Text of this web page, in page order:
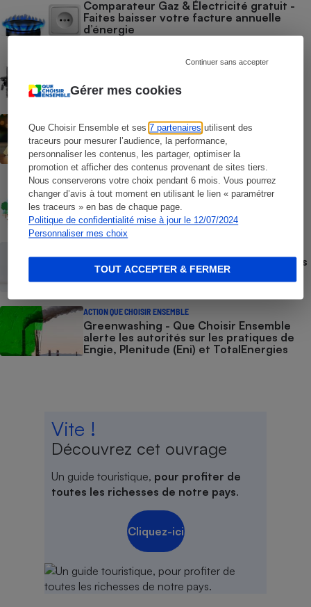
Gérer mes cookies
Que Choisir Ensemble et ses7 partenaires utilisent des
traceurs pour mesurer l’audience, la performance,
personnaliser les contenus, les partager, optimiser la
promotion et afficher des contenus provenant de sites tiers.
Nous conserverons votre choix pendant 6 mois. Vous pourrez
changer d’avis à tout moment en utilisant le lien « paramétrer
les traceurs » en bas de chaque page.
Politique de confidentialité mise à jour le 12/07/2024
Personnaliser mes choix
Continuer sans accepter
TOUT ACCEPTER & FERMER
Comparateur Gaz & Électricité gratuit -
Faites baisser votre facture annuelle
d’énergie
Batteries domestiques - Le protocole
Prix de l’électricité - Les tarifs
réglementés vont repartir à la hausse au
1er août
ENQUÊTE
Énergie citoyenne - Quand des habitants
se lancent dans l’aventure
Gaz et électricité - Des centaines d’euros
à économiser en faisant jouer la
concurrence
ACTION QUE CHOISIR ENSEMBLE
Greenwashing - Que Choisir Ensemble
alerte les autorités sur les pratiques de
Engie, Plenitude (Eni) et TotalEnergies
Vite !
Découvrez cet ouvrage
Un guide touristique, pour profiter de
toutes les richesses de notre pays.
Cliquez-ici